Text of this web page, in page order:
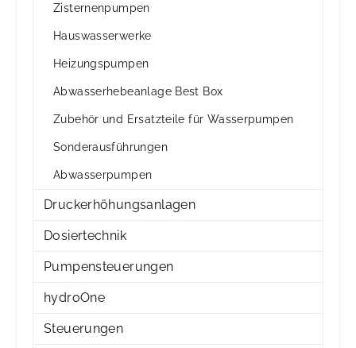
Zisternenpumpen
Hauswasserwerke
Heizungspumpen
Abwasserhebeanlage Best Box
Zubehör und Ersatzteile für Wasserpumpen
Sonderausführungen
Abwasserpumpen
Druckerhöhungsanlagen
Dosiertechnik
Pumpensteuerungen
hydroOne
Steuerungen